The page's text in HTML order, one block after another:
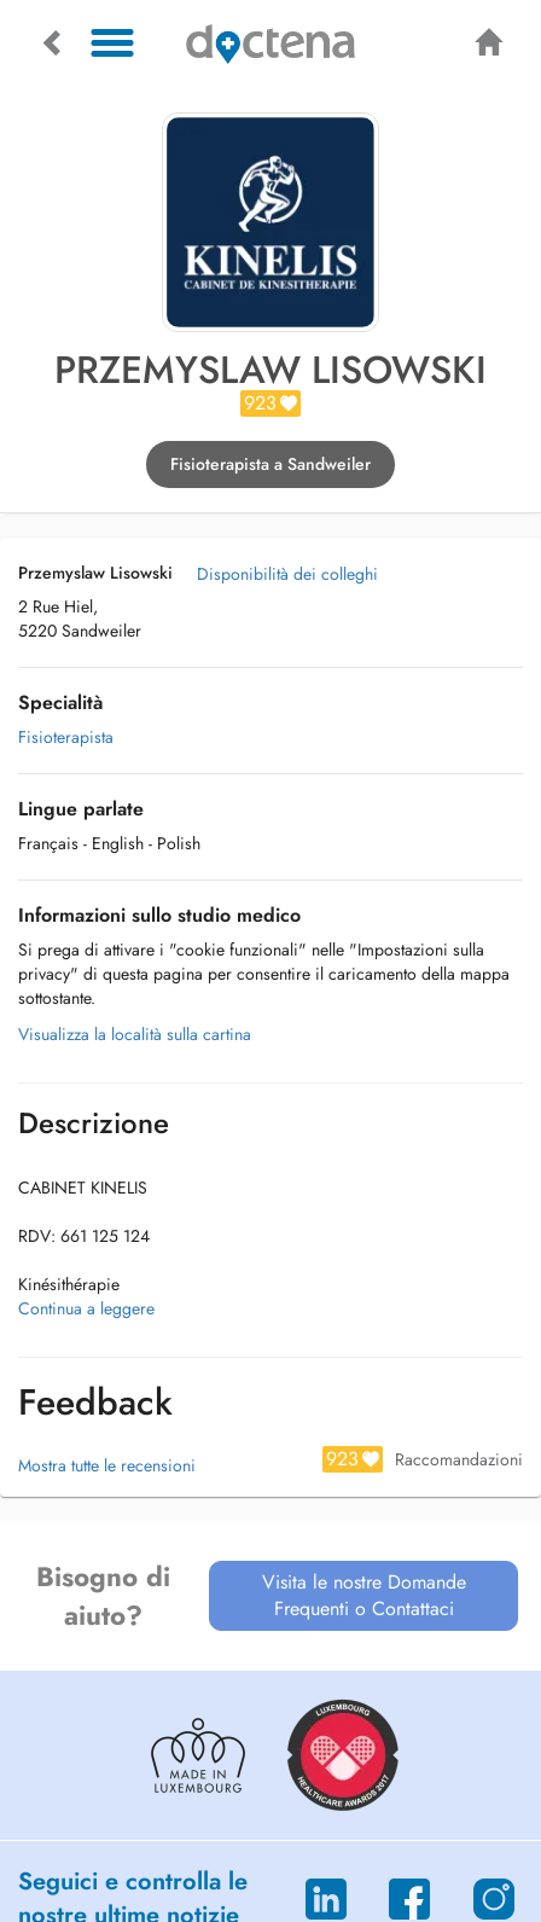
PRZEMYSLAW LISOWSKI
923
Fisioterapista a Sandweiler
Przemyslaw Lisowski
2 Rue Hiel,
5220 Sandweiler
Disponibilità dei colleghi
Specialità
Fisioterapista
Lingue parlate
Français - English - Polish
Informazioni sullo studio medico
Si prega di attivare i "cookie funzionali" nelle "Impostazioni sulla
privacy" di questa pagina per consentire il caricamento della mappa
sottostante.
Visualizza la località sulla cartina
Descrizione
CABINET KINELIS
RDV: 661 125 124
Kinésithérapie
Générale
Massages thérapeutiques
Onde de choc, thérapie TECAR, ultra sons
Urgences en weekend
KINELIS PRACTICE
General
Orthopedic
Home rehabilitation
Emergencies on weekends
Ogolna
Sportowa
Masaze terapeutyczne
Continua a leggere
Feedback
Mostra tutte le recensioni 923 Raccomandazioni
Bisogno di
aiuto?
Visita le nostre Domande
Frequenti o Contattaci
Seguici e controlla le